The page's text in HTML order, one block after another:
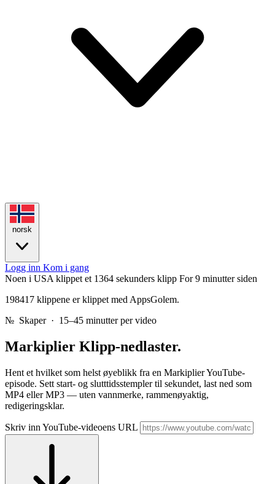
norsk
Logg inn Kom i gang
Noen i USA klippet et 1364 sekunders klipp For 9 minutter siden
198417 klippene er klippet med AppsGolem.
№ Skaper · 15–45 minutter per video
Markiplier Klipp-nedlaster.
Hent et hvilket som helst øyeblikk fra en Markiplier YouTube-
episode. Sett start- og slutttidsstempler til sekundet, last ned som
MP4 eller MP3 — uten vannmerke, rammenøyaktig,
redigeringsklar.
Skriv inn YouTube-videoens URL